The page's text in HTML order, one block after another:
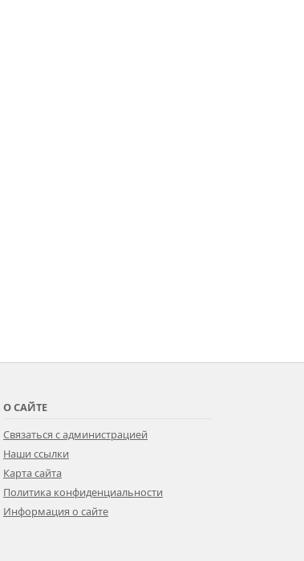
О САЙТЕ
Связаться с администрацией
Наши ссылки
Карта сайта
Политика конфиденциальности
Информация о сайте